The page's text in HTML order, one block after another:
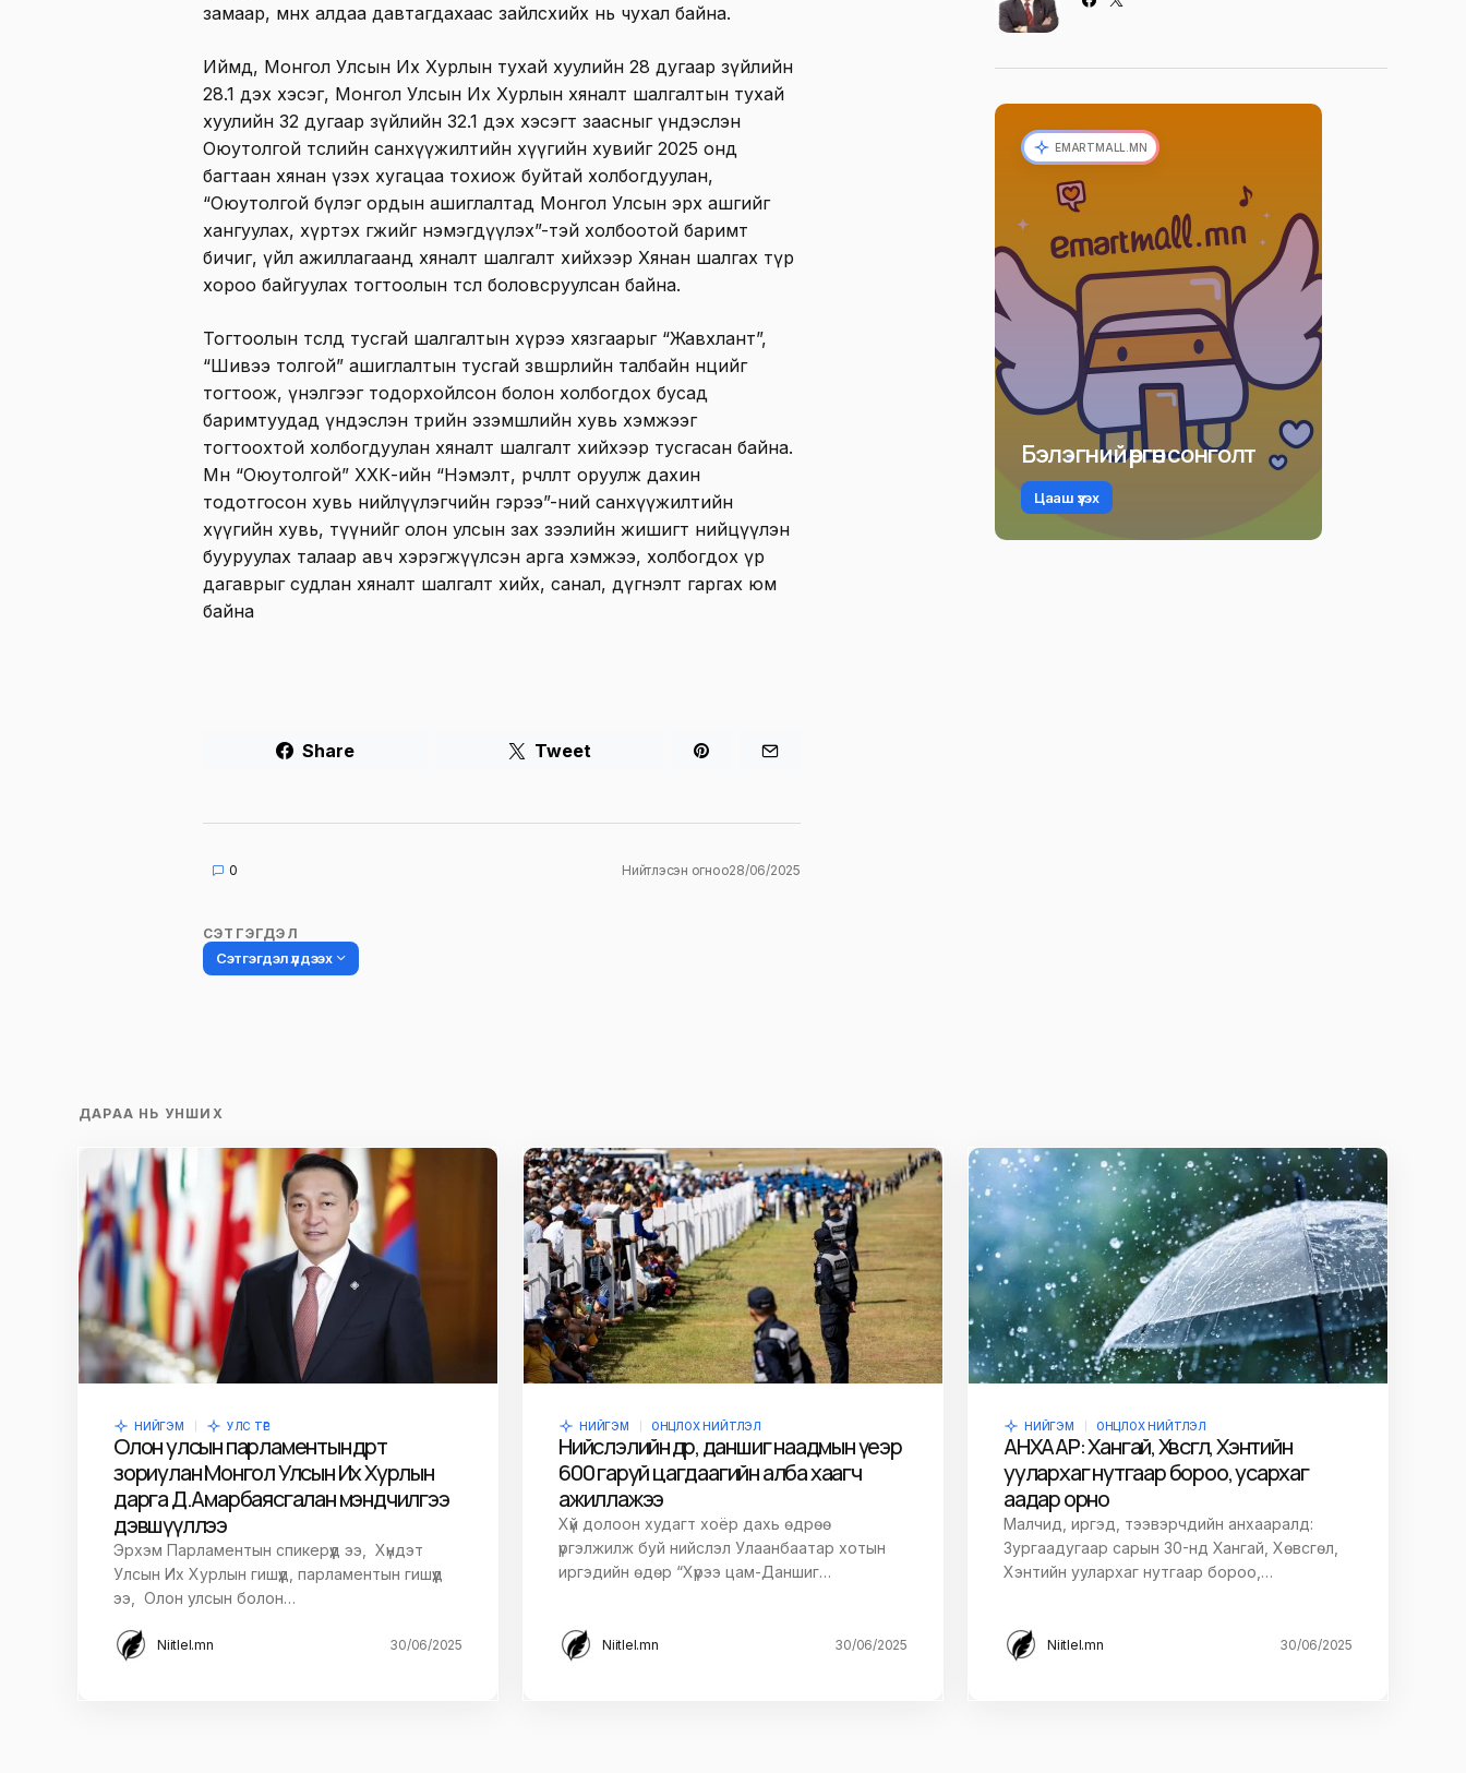
замаар, өмнөх алдаа давтагдахаас зайлсхийх нь чухал байна.
Иймд, Монгол Улсын Их Хурлын тухай хуулийн 28 дугаар зүйлийн
28.1 дэх хэсэг, Монгол Улсын Их Хурлын хяналт шалгалтын тухай
хуулийн 32 дугаар зүйлийн 32.1 дэх хэсэгт заасныг үндэслэн
Оюутолгой төслийн санхүүжилтийн хүүгийн хувийг 2025 онд
багтаан хянан үзэх хугацаа тохиож буйтай холбогдуулан,
“Оюутолгой бүлэг ордын ашиглалтад Монгол Улсын эрх ашгийг
хангуулах, хүртэх өгөөжийг нэмэгдүүлэх”-тэй холбоотой баримт
бичиг, үйл ажиллагаанд хяналт шалгалт хийхээр Хянан шалгах түр
хороо байгуулах тогтоолын төсөл боловсруулсан байна.
Тогтоолын төсөлд тусгай шалгалтын хүрээ хязгаарыг “Жавхлант”,
“Шивээ толгой” ашиглалтын тусгай зөвшөөрлийн талбайн нөөцийг
тогтоож, үнэлгээг тодорхойлсон болон холбогдох бусад
баримтуудад үндэслэн төрийн эзэмшлийн хувь хэмжээг
тогтоохтой холбогдуулан хяналт шалгалт хийхээр тусгасан байна.
Мөн “Оюутолгой” ХХК-ийн “Нэмэлт, өөрчлөлт оруулж дахин
тодотгосон хувь нийлүүлэгчийн гэрээ”-ний санхүүжилтийн
хүүгийн хувь, түүнийг олон улсын зах зээлийн жишигт нийцүүлэн
бууруулах талаар авч хэрэгжүүлсэн арга хэмжээ, холбогдох үр
дагаврыг судлан хяналт шалгалт хийх, санал, дүгнэлт гаргах юм
байна
Share Tweet
0 Нийтлэсэн огноо28/06/2025
СЭТГЭГДЭЛ
Сэтгэгдэл үлдээх
Сэтгэгдэл*
Name * E-mail*
time I comment.
Илгээх
EMARTMALL.MN
Бэлэгний өргөн сонголт
Цааш үзэх
ДАРАА НЬ УНШИХ
НИЙГЭМ УЛС ТӨР
Олон улсын парламентын өдөрт
зориулан Монгол Улсын Их Хурлын
дарга Д.Амарбаясгалан мэндчилгээ
дэвшүүллээ
Эрхэм Парламентын спикерүүд ээ, Хүндэт
Улсын Их Хурлын гишүүд, парламентын гишүүд
ээ, Олон улсын болон…
Niitlel.mn 30/06/2025
НИЙГЭМ ОНЦЛОХ НИЙТЛЭЛ
Нийслэлийн өдөр, даншиг наадмын үеэр
600 гаруй цагдаагийн алба хаагч
ажиллажээ
Хүй долоон худагт хоёр дахь өдрөө
үргэлжилж буй нийслэл Улаанбаатар хотын
иргэдийн өдөр “Хүрээ цам-Даншиг…
Niitlel.mn 30/06/2025
НИЙГЭМ ОНЦЛОХ НИЙТЛЭЛ
АНХААР: Хангай, Хөвсгөл, Хэнтийн
уулархаг нутгаар бороо, усархаг
аадар орно
Малчид, иргэд, тээвэрчдийн анхааралд:
Зургаадугаар сарын 30-нд Хангай, Хөвсгөл,
Хэнтийн уулархаг нутгаар бороо,…
Niitlel.mn 30/06/2025